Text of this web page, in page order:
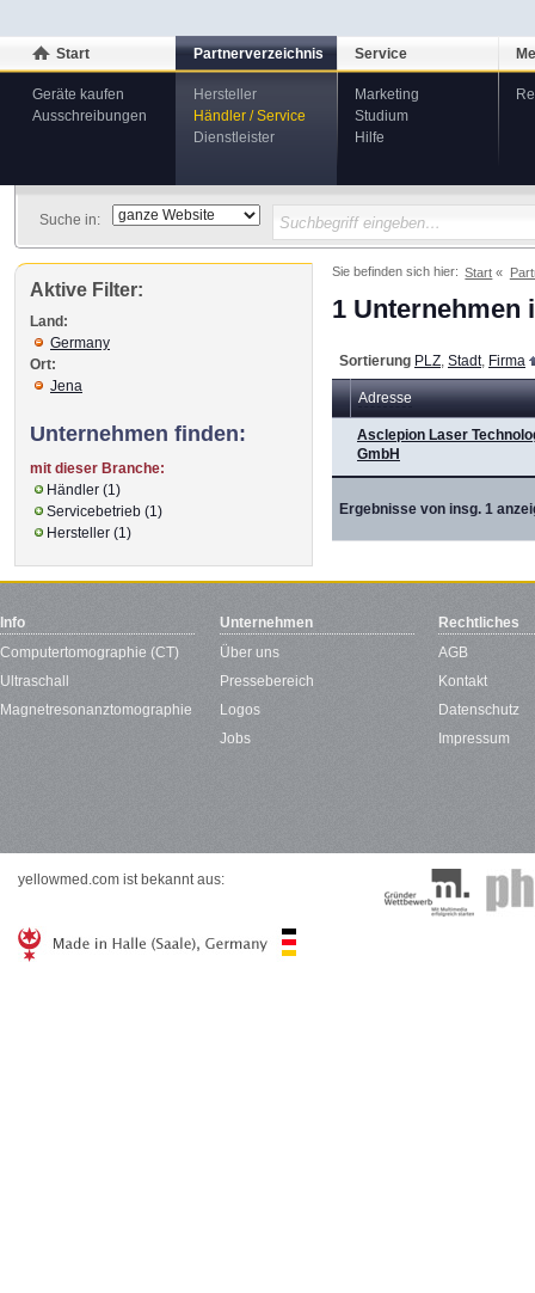
Start
Geräte kaufen
Ausschreibungen
Partnerverzeichnis
Hersteller
Händler / Service
Dienstleister
Service
Marketing
Studium
Hilfe
Suche in:
Sie befinden sich hier: Start
1 Unternehmen
Sortierung PLZ Stadt, Firma
Adresse
Ergebnisse von insg. 1
Asclepion Laser
GmbH
Aktive Filter:
Land:
Germany
Ort:
Jena
Unternehmen finden:
mit dieser Branche:
Händler (1)
Servicebetrieb (1)
Hersteller (1)
Info
Computertomographie (CT)
Ultraschall
Magnetresonanztomographie
Unternehmen
Über uns
Pressebereich
Logos
Jobs
Rechtliches
AGB
Kontakt
Datenschutz
Impressum
yellowmed.com ist bekannt aus: